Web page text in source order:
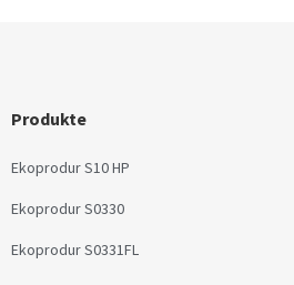
Produkte
Ekoprodur S10 HP
Ekoprodur S0330
Ekoprodur S0331FL